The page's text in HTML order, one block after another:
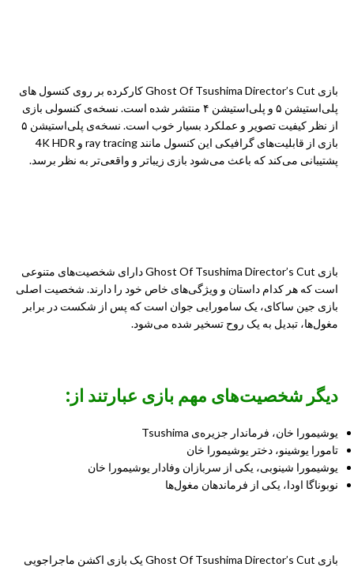
بازی Ghost Of Tsushima Director’s Cut کارکرده بر روی کنسول‌ های
پلی‌استیشن ۵
و پلی‌استیشن ۴ منتشر شده است. نسخه‌ی کنسولی بازی
از نظر کیفیت تصویر و عملکرد بسیار خوب است. نسخه‌ی پلی‌استیشن ۵
بازی از قابلیت‌های گرافیکی این کنسول مانند ray tracing و 4K HDR
پشتیبانی می‌کند که باعث می‌شود بازی زیباتر و واقعی‌تر به نظر برسد.
بازی Ghost Of Tsushima Director’s Cut دارای شخصیت‌های متنوعی
است که هر کدام داستان و ویژگی‌های خاص خود را دارند. شخصیت اصلی
بازی جین ساکای، یک سامورایی جوان است که پس از شکست در برابر
مغول‌ها، تبدیل به یک روح تسخیر شده می‌شود.
دیگر شخصیت‌های مهم بازی عبارتند از:
یوشیمورا خان، فرماندار جزیره‌ی Tsushima
تامورا یوشینو، دختر یوشیمورا خان
یوشیمورا شینوبی، یکی از سربازان وفادار یوشیمورا خان
نوبوناگا اودا، یکی از فرماندهان مغول‌ها
بازی Ghost Of Tsushima Director’s Cut یک بازی اکشن ماجراجویی